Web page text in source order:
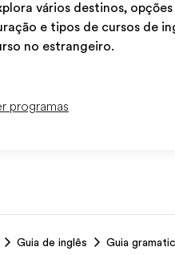
vários destinos,
e tipos de cursos de
no estrangeiro.
programas
Guia de inglês Guia